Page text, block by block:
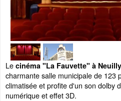
Le cinéma "La Fauvette" à
charmante salle municipale de 123
climatisée et profite d'un son dolby
numérique et effet 3D.